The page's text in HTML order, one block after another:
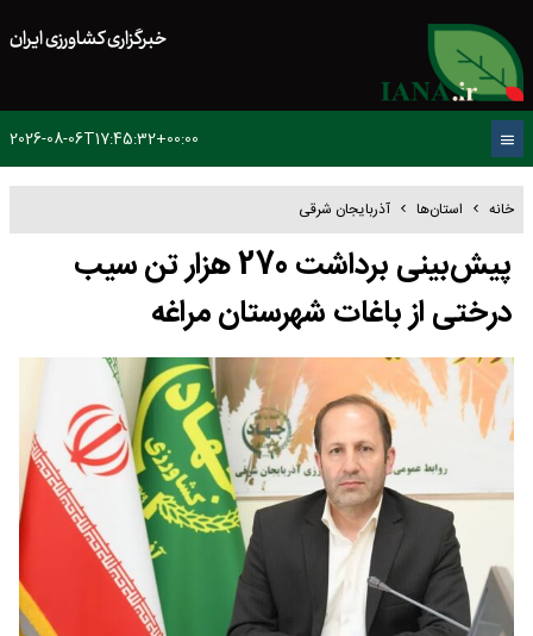
خبرگزاری کشاورزی ایران
2026-08-06T17:45:32+00:00
خانه استان‌ها آذربایجان شرقی
پیش‌بینی برداشت 270 هزار تن سیب
درختی از باغات شهرستان مراغه